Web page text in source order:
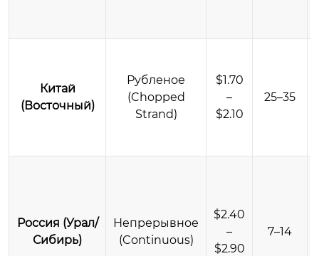
Китай
(Восточный)
Рубленое
(Chopped
Strand)
$1.70
–
$2.10
25–35
Россия (Урал/
Сибирь)
Непрерывное
(Continuous)
$2.40
–
$2.90
7–14